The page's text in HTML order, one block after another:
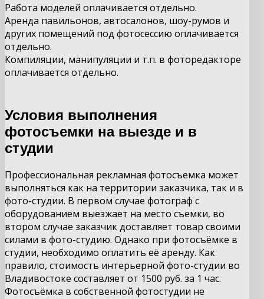
Работа моделей оплачивается отдельно.
Аренда павильонов, автосалонов, шоу-румов и
других помещений под фотосессию оплачивается
отдельно.
Компиляции, манипуляции и т.п. в фоторедакторе
оплачивается отдельно.
Условия выполнения
фотосъемки на выезде и в
студии
Профессиональная рекламная фотосъемка может
выполняться как на территории заказчика, так и в
фото-студии. В первом случае фотограф с
оборудованием выезжает на место съемки, во
втором случае заказчик доставляет товар своими
силами в фото-студию. Однако при фотосъёмке в
студии, необходимо оплатить её аренду. Как
правило, стоимость интерьерной фото-студии во
Владивостоке составляет от 1500 руб. за 1 час.
Фотосъёмка в собственной фотостудии не